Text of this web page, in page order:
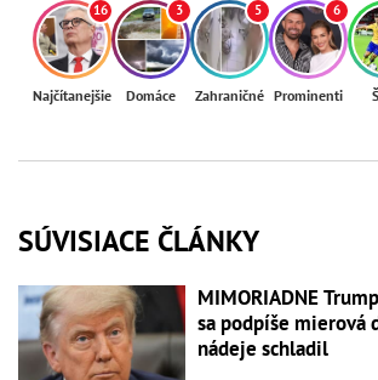
16
Najčítanejšie
3
Domáce
5
Zahraničné
6
Prominenti
SÚVISIACE ČLÁNKY
MIMORIADNE
sa podpíše mierová
nádeje schladil